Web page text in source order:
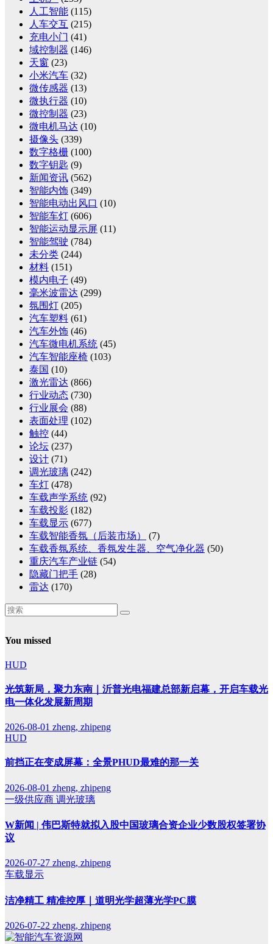
人工智能 (115)
人车交互 (215)
充电小门 (41)
域控制器 (146)
天窗 (23)
小米汽车 (32)
微传感器 (13)
微执行器 (10)
微控制器 (23)
微电机马达 (10)
摄像头 (339)
数字格栅 (100)
数字钥匙 (9)
新闻资讯 (562)
智能内饰 (349)
智能电动出风口 (10)
智能车灯 (606)
智能运动显示屏 (11)
智能驾驶 (784)
未分类 (244)
材料 (151)
模内电子 (49)
毫米波雷达 (299)
氛围灯 (205)
汽车塑料 (61)
汽车外饰 (46)
汽车微电机系统 (45)
汽车智能座椅 (103)
泰国 (10)
激光雷达 (866)
行业动态 (730)
行业展会 (88)
表面处理 (102)
触控 (44)
论坛 (237)
设计 (71)
调光玻璃 (242)
车灯 (478)
车载声学系统 (92)
车载投影 (182)
车载显示 (677)
车载智能香氛（后装市场）
(7)
车载香氛系统、香氛发生器、空气净化器 (50)
重庆汽车产业链 (54)
隐藏门把手 (28)
雷达 (170)
You missed
HUD
光筑新局，聚力东南｜沂普光电福建总部新启幕，开启车载光
电一体化发展新周期
2026-08-01 zheng, zhipeng
HUD
前挡正在变成屏幕：全景PHUD最难的那一关
2026-08-01 zheng, zhipeng
一级供应商 调光玻璃
W新闻 | 伟巴斯特就拟入股中国玻璃合资企业少数股权签署协
议
2026-07-27 zheng, zhipeng
车载显示
洁净精工 精准控厚｜道明光学超薄光学PC膜
2026-07-22 zheng, zhipeng